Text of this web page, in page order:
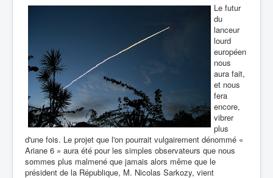
Le futur
du
lanceur
lourd
européen
nous
aura fait,
et nous
fera
encore,
vibrer
plus
d'une fois. Le projet que l'on pourrait vulgairement dénommé «
Ariane 6 » aura été pour les simples observateurs que nous
sommes plus malmené que jamais alors même que le
président de la République, M. Nicolas Sarkozy, vient